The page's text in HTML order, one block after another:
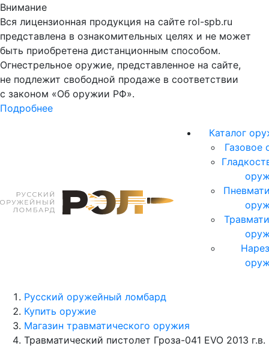
Внимание
Вся лицензионная продукция на сайте rol-spb.ru
представлена в ознакомительных целях и не может
быть приобретена дистанционным способом.
Огнестрельное оружие, представленное на сайте,
не подлежит свободной продаже в соответствии
с законом «Об оружии РФ».
Подробнее
Каталог
Газовое
Русский оружейный ломбард
Купить оружие
Магазин травматического оружия
Травматический пистолет Гроза-041 EVO 2013 г.в.